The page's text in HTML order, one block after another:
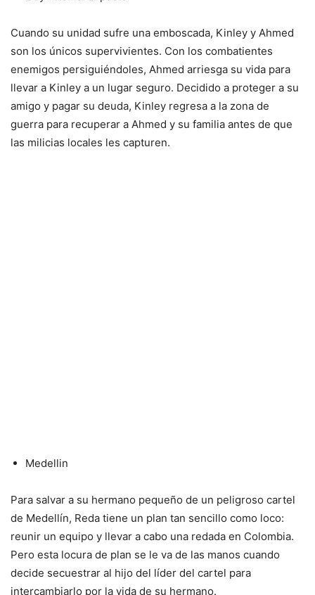
Cuando su unidad sufre una emboscada, Kinley y Ahmed
son los únicos supervivientes. Con los combatientes
enemigos persiguiéndoles, Ahmed arriesga su vida para
llevar a Kinley a un lugar seguro. Decidido a proteger a su
amigo y pagar su deuda, Kinley regresa a la zona de
guerra para recuperar a Ahmed y su familia antes de que
las milicias locales les capturen.
Medellin
Para salvar a su hermano pequeño de un peligroso cartel
de Medellín, Reda tiene un plan tan sencillo como loco:
reunir un equipo y llevar a cabo una redada en Colombia.
Pero esta locura de plan se le va de las manos cuando
decide secuestrar al hijo del líder del cartel para
intercambiarlo por la vida de su hermano.